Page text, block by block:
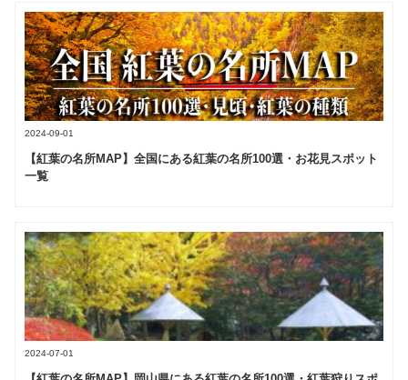
2024-09-01
【紅葉の名所MAP】全国にある紅葉の名所100選・お花見スポット
一覧
2024-07-01